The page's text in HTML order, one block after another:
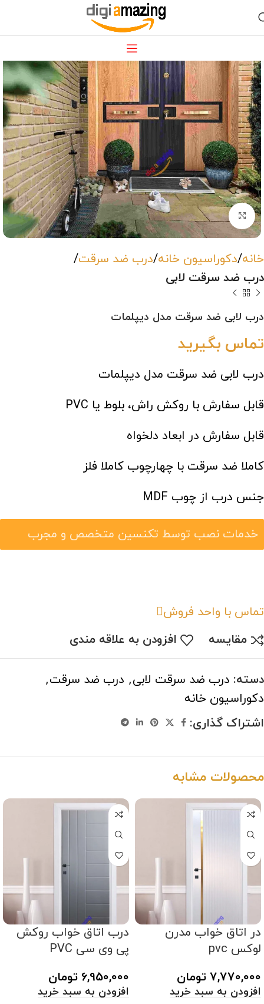
بزرگنمایی تصویر
خانه دکوراسیون خانه درب ضد سرقت
درب ضد سرقت لابی
درب لابی ضد سرقت مدل دیپلمات
تماس بگیرید
درب لابی ضد سرقت مدل دیپلمات
قابل سفارش با روکش راش، بلوط یا PVC
قابل سفارش در ابعاد دلخواه
کاملا ضد سرقت با چهارچوب کاملا فلز
جنس درب از چوب MDF
خدمات نصب توسط تکنسین متخصص و مجرب
تماس با واحد فروش
مقایسه
افزودن به علاقه مندی
دسته: درب ضد سرقت لابی, درب ضد سرقت,
دکوراسیون خانه
اشتراک گذاری:
محصولات مشابه
در اتاق خواب مدرن
لوکس pvc
7,770,000 تومان
افزودن به سبد خرید
درب اتاق خواب روکش
پی وی سی PVC
6,950,000 تومان
افزودن به سبد خرید